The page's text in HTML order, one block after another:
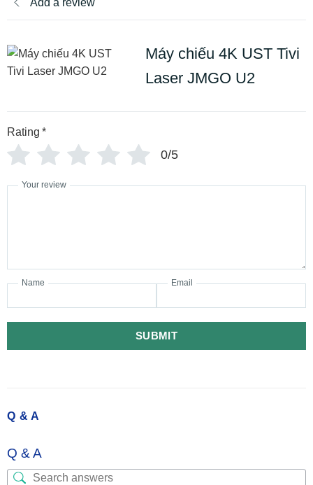
Add a review
Máy chiếu 4K UST Tivi
Laser JMGO U2
Rating *
0/5
Your review
Name Email
SUBMIT
Q & A
Q & A